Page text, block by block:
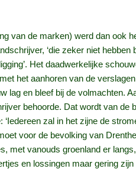
van de marken) werd dan ook
‘die zeker niet
Het daadwerkelijke
het aanhoren van de
lag en bleef bij de volmachten.
behoorde. Dat wordt van
zal in het zijne de
voor de bevolking van
met vanouds groenland er
en lossingen maar gering